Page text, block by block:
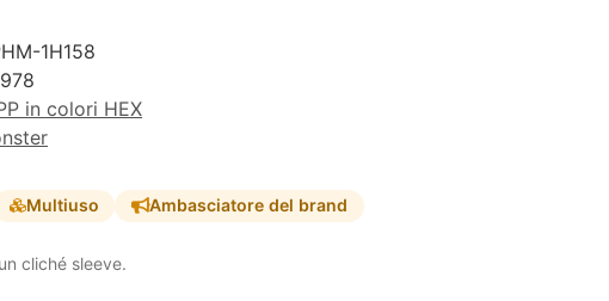
1H158
in colori HEX
Multiuso Ambasciatore del brand
cliché sleeve.